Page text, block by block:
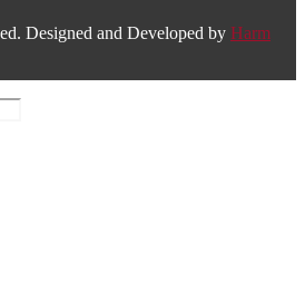
Designed and Developed by Harm